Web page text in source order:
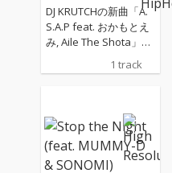
DJ KRUTCHの新曲「A.
S.A.P feat. おかもとえ
み, Aile The Shota」
は、失恋の痛みを抱え
ながら、夜の街で新し
渋谷、途切れるWi-Fi、
外した店のピン、煙草
と爆音が響くクラブな
ど、都会の風景と揺れ
1 track